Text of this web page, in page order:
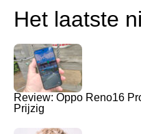
Het laatste
Review: Oppo Reno16
Prijzig